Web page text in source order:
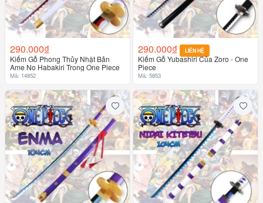
290.000₫
Kiếm Gỗ Phong Thủy Nhật Bản
Ame No Habakiri Trong One Piece
Mã: 14852
290.000₫ LIÊN HỆ
Kiếm Gỗ Yubashiri Của Zoro - One
Piece
Mã: 5853